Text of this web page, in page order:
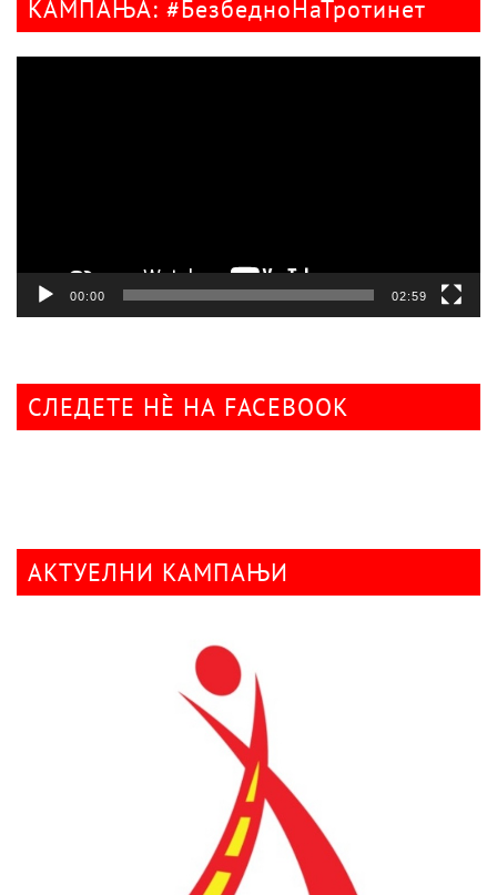
КАМПАЊА: #БезбедноНаТротинет
00:00 02:59
СЛЕДЕТЕ НÈ НА FACEBOOK
АКТУЕЛНИ КАМПАЊИ